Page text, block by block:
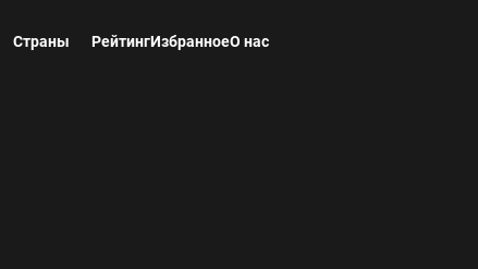
Страны РейтингИзбранноеО нас